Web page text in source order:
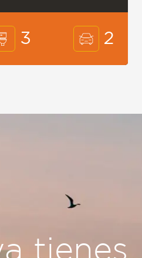
3 2
tienes